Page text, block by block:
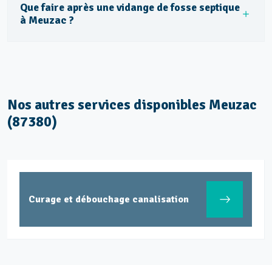
Que faire après une vidange de fosse septique
à Meuzac ?
Nos autres services disponibles Meuzac
(87380)
canalisation
Inspection
caméra